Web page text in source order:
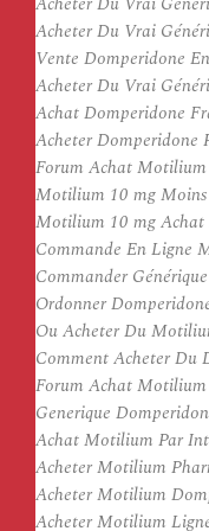
Acheter Du Vrai
Vente Domperidone
Acheter Du Vrai
Achat Domperidone
Acheter Domperidone
Forum Achat Motilium
Motilium 10 mg Moins
Motilium 10 mg Achat
Commande En Ligne
Commander
Ordonner
Ou Acheter Du
Comment Acheter Du
Forum Achat
Generique
Achat Motilium Par
Acheter Motilium
Acheter Motilium
Acheter Motilium